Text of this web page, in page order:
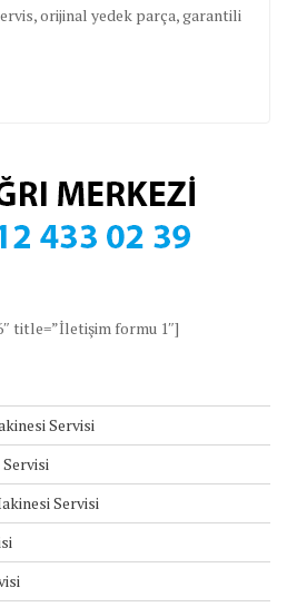
orijinal yedek parça, garantili
title=”İletişim formu 1″]
Servisi
Servisi